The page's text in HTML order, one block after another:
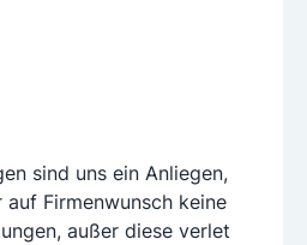
sind uns ein Anliegen,
Firmenwunsch keine
außer diese verlet